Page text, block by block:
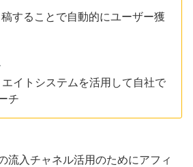
することで自動的にユーザー獲
イトシステムを活用して自社で
チ
流入チャネル活用のためにアフィ